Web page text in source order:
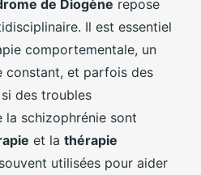
de Diogène repose
Il est essentiel
comportementale, un
constant, et parfois des
des troubles
la schizophrénie sont
et la thérapie
utilisées pour aider